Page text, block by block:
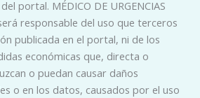
portal. MÉDICO DE URGENCIAS
responsable del uso que terceros
publicada en el portal, ni de los
económicas que, directa o
o puedan causar daños
o en los datos, causados ​​por el uso